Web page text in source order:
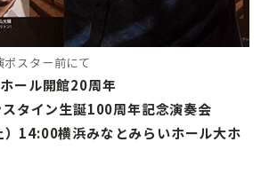
ポスター前にて
ール開館20周年
タイン生誕100周年記念演奏会
14:00横浜みなとみらいホール大ホ